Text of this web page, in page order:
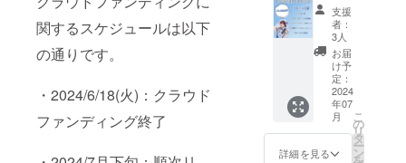
関するスケジュールは以下
の通りです。
・2024/6/18(火)：クラウド
ファンディング終了
ます。
※特殊文
字・記
号は使
用でき
ません
いただ
きま
す。 お
名前は
愛音あ
りかの
直筆で
入れさ
せてい
ただき
ます。
の装飾
に使用
するミ
ニのぼ
り旗を
作成い
たしま
す。 ミ
ニのぼ
り旗に
は、生
支援
者：
3人
お届
け予
定：
2024
年07
月
詳細を見る
こ
の
リ
タ
ー
ン